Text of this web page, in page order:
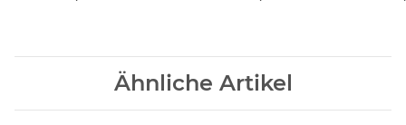
Ähnliche Artikel